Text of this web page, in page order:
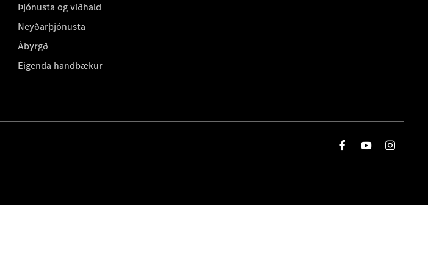
Þjónusta og viðhald
Neyðarþjónusta
Ábyrgð
Eigenda handbækur